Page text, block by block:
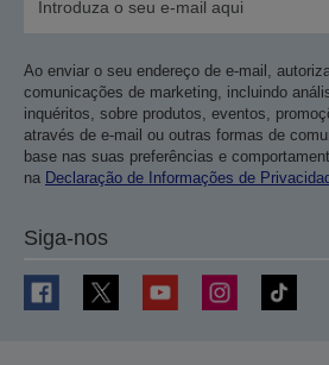
Ao enviar o seu endereço de e-mail,
comunicações de marketing, incluindo
inquéritos, sobre produtos, eventos,
através de e-mail ou outras formas de
base nas suas preferências e
na Declaração de Informações de
Siga-nos